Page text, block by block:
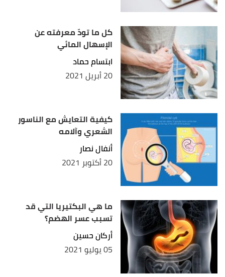
كل ما تودّ معرفته عن
الإسهال المائي
ابتسام حماد
20 أبريل 2021
كيفية التعايش مع الناسور
الشعري وآلامه
أنفال نصار
20 أكتوبر 2021
ما هي البكتيريا التي قد
تسبب عسر الهضم؟
أركان حسين
05 يوليو 2021